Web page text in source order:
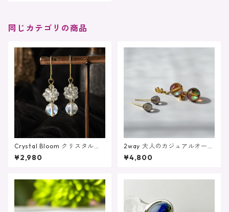
同じカテゴリの商品
Crystal Bloom クリスタル
ルナフラッシュ シャンデリ
ア 4月 水晶 サージカル
¥2,980
2way 大人のカジュアルオーロ
ラカラー 揺れるブラウンル
ナフラッシュ スモーキーク
¥4,800